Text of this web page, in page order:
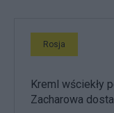
Rosja
Kreml wściekły
Zacharowa